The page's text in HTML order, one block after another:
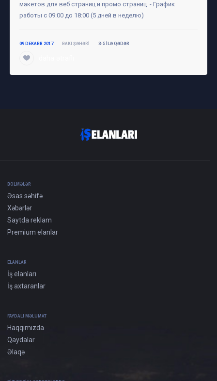
макетов для веб страниц и промо страниц - График
работы с 09:00 до 18:00 (5 дней в неделю)
09 DEKABR 2017 BAKI ŞƏHƏRI 3-5 ILƏ QƏDƏR
BÖLMƏLƏR
Əsas səhifə
Xəbərlər
Saytda reklam
Premium elanlar
ELANLAR
İş elanları
İş axtaranlar
FAYDALI MƏLUMAT
Haqqımızda
Qaydalar
Əlaqə